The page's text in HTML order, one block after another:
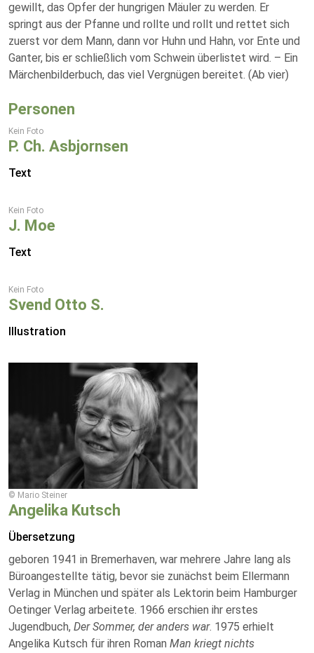
gewillt, das Opfer der hungrigen Mäuler zu werden. Er
springt aus der Pfanne und rollte und rollt und rettet sich
zuerst vor dem Mann, dann vor Huhn und Hahn, vor Ente und
Ganter, bis er schließlich vom Schwein überlistet wird. – Ein
Märchenbilderbuch, das viel Vergnügen bereitet. (Ab vier)
Personen
Kein Foto
P. Ch. Asbjornsen
Text
Kein Foto
J. Moe
Text
Kein Foto
Svend Otto S.
Illustration
© Mario Steiner
Angelika Kutsch
Übersetzung
geboren 1941 in Bremerhaven, war mehrere Jahre lang als
Büroangestellte tätig, bevor sie zunächst beim Ellermann
Verlag in München und später als Lektorin beim Hamburger
Oetinger Verlag arbeitete. 1966 erschien ihr erstes
Jugendbuch, Der Sommer, der anders war. 1975 erhielt
Angelika Kutsch für ihren Roman Man kriegt nichts